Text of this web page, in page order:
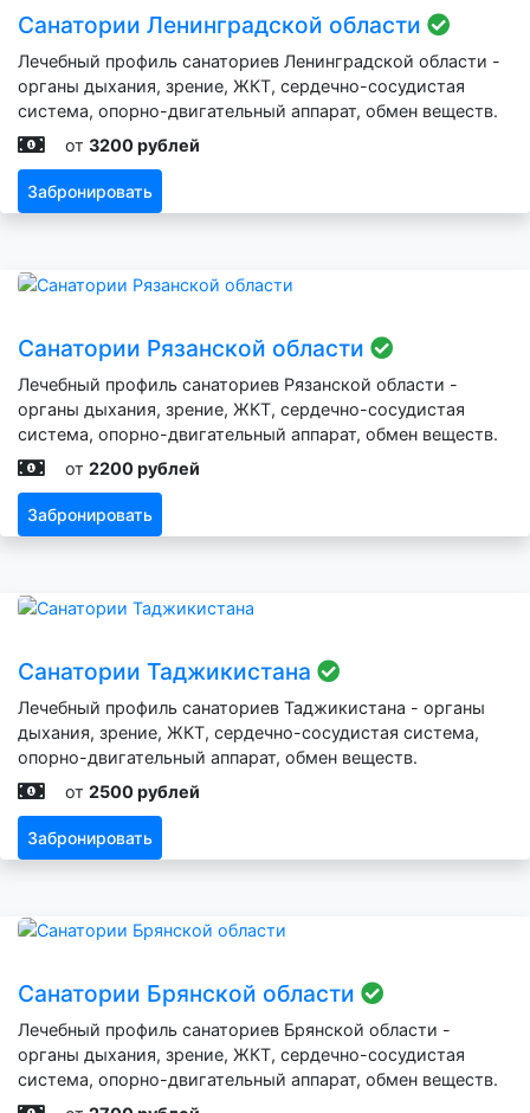
Санатории Ленинградской области
Лечебный профиль санаториев Ленинградской области -
органы дыхания, зрение, ЖКТ, сердечно-сосудистая
система, опорно-двигательный аппарат, обмен веществ.
от 3200 рублей
Забронировать
Санатории Рязанской области
Лечебный профиль санаториев Рязанской области -
органы дыхания, зрение, ЖКТ, сердечно-сосудистая
система, опорно-двигательный аппарат, обмен веществ.
от 2200 рублей
Забронировать
Санатории Таджикистана
Лечебный профиль санаториев Таджикистана - органы
дыхания, зрение, ЖКТ, сердечно-сосудистая система,
опорно-двигательный аппарат, обмен веществ.
от 2500 рублей
Забронировать
Санатории Брянской области
Лечебный профиль санаториев Брянской области -
органы дыхания, зрение, ЖКТ, сердечно-сосудистая
система, опорно-двигательный аппарат, обмен веществ.